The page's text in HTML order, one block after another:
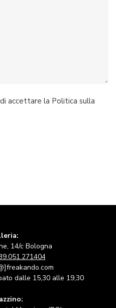
accettare la Politica sulla
14/c Bologna
dalle 15,30 alle 19,30